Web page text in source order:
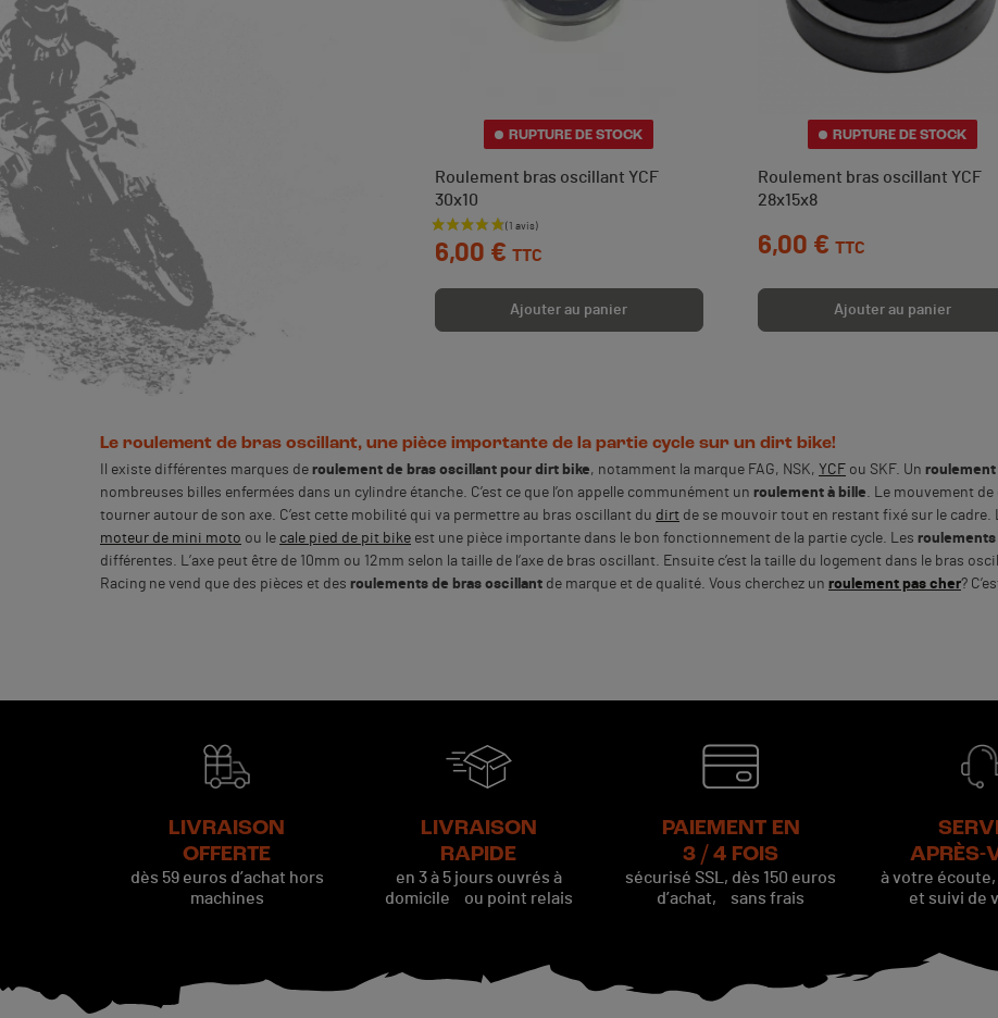
RUPTURE DE STOCK
Roulement bras oscillant YCF
30x10
Prix
6,00 € TTC
Ajouter au panier
RUPTURE DE STOCK
Roulement bras oscillant YCF
28x15x8
Prix
6,00 € TTC
Ajouter au panier
Le roulement de bras oscillant, une pièce importante de la partie cycle sur un dirt bike!
Il existe différentes marques de roulement de bras oscillant pour dirt bike, notamment la marque FAG, NSK, YCF ou SKF. Un roulement
nombreuses billes enfermées dans un cylindre étanche. C’est ce que l’on appelle communément un roulement à bille. Le mouvement de
tourner autour de son axe. C’est cette mobilité qui va permettre au bras oscillant du dirt de se mouvoir tout en restant fixé sur le cadre.
moteur de mini moto ou le cale pied de pit bike est une pièce importante dans le bon fonctionnement de la partie cycle. Les roulements
différentes. L’axe peut être de 10mm ou 12mm selon la taille de l’axe de bras oscillant. Ensuite c’est la taille du logement dans le bras
Racing ne vend que des pièces et des roulements de bras oscillant de marque et de qualité. Vous cherchez un roulement pas cher?
LIVRAISON
OFFERTE
dès 59 euros d’achat hors
machines
LIVRAISON
RAPIDE
en 3 à 5 jours ouvrés à
domicile ou point relais
PAIEMENT EN
3 / 4 FOIS
sécurisé SSL, dès 150 euros
d’achat, sans frais
APRÈS-
à votre
et suivi de